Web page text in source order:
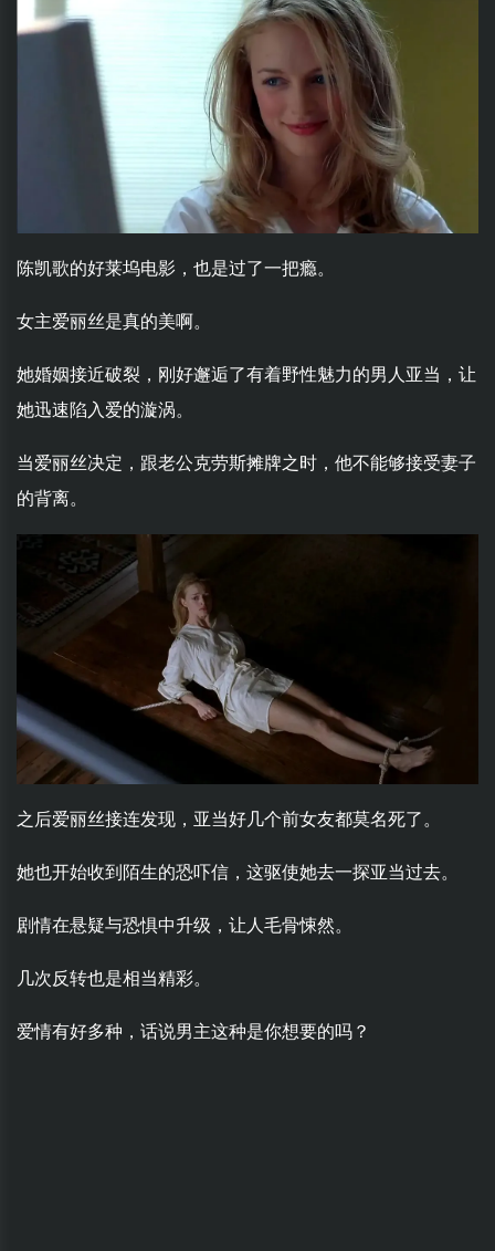
陈凯歌的好莱坞电影，也是过了一把瘾。
女主爱丽丝是真的美啊。
她婚姻接近破裂，刚好邂逅了有着野性魅力的男人亚当，让
她迅速陷入爱的漩涡。
当爱丽丝决定，跟老公克劳斯摊牌之时，他不能够接受妻子
的背离。
之后爱丽丝接连发现，亚当好几个前女友都莫名死了。
她也开始收到陌生的恐吓信，这驱使她去一探亚当过去。
剧情在悬疑与恐惧中升级，让人毛骨悚然。
几次反转也是相当精彩。
爱情有好多种，话说男主这种是你想要的吗？